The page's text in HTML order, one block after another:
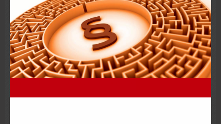
Guthabens vorsieht. Dadurch, dass ein Teilbetrag des
Darlehens nicht direkt zur Ablösung des bei der Bank
aufgenommenen Kredits eingesetzt worden ist, ist ein Teil
einer Forderung gegenüber der Bausparkasse verwendet
worden, was allein bereits zur Steuerschädlichkeit führt.
3. Schädlich ist es auch, wenn das Policendarlehen nicht direkt
an die Handwerker oder Hersteller, sondern auf ein bei einer